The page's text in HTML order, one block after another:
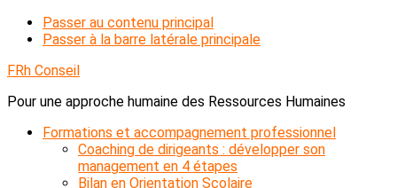
Passer au contenu principal
Passer à la barre latérale principale
FRh Conseil
Pour une approche humaine des Ressources Humaines
Formations et accompagnement professionnel
Coaching de dirigeants : développer son
management en 4 étapes
Bilan en Orientation Scolaire